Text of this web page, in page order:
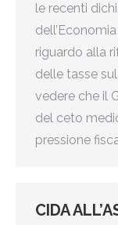
le recenti
riguardo alla
delle tasse
vedere che il
del ceto
pressione
CIDA